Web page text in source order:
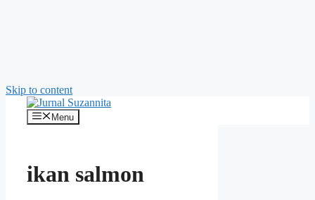
Skip to content
Menu
ikan salmon